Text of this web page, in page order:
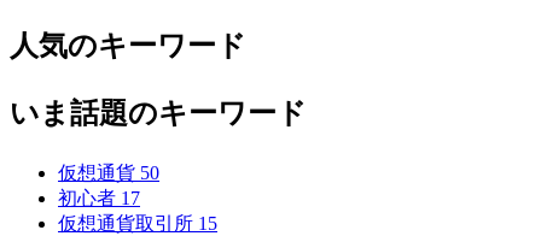
人気のキーワード
いま話題のキーワード
仮想通貨 50
初心者 17
仮想通貨取引所 15